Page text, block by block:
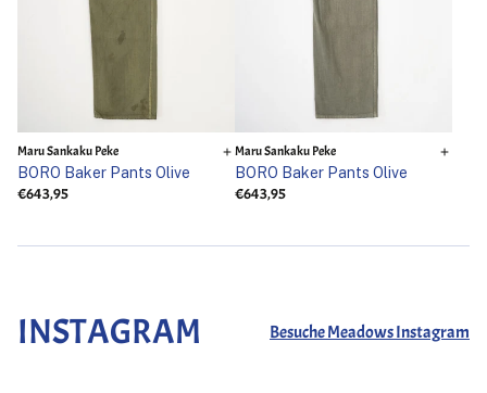
Maru Sankaku Peke
BORO Baker Pants Olive
€643,95
Maru Sankaku Peke
BORO Baker Pants Olive
€643,95
INSTAGRAM Besuche Meadows Instagram